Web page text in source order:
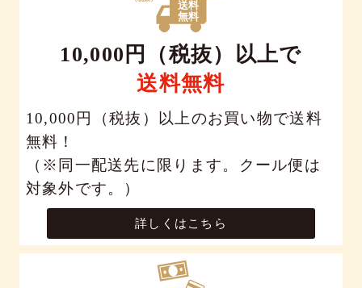
10,000円（税抜）以上で
送料無料
10,000円（税抜）以上のお買い物で送料
無料！
（※同一配送先に限ります。クール便は
対象外です。）
詳しくはこちら